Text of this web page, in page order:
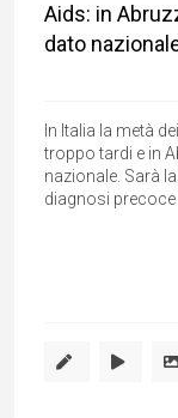
Aids: in
dato
In Italia la metà
troppo tardi e in
nazionale. Sarà
diagnosi precoce